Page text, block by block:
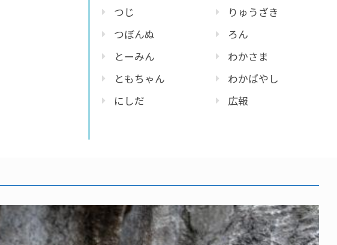
つじ
つぼんぬ
とーみん
ともちゃん
にしだ
りゅうざき
ろん
わかさま
わかばやし
広報